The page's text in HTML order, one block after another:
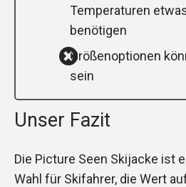
Temperaturen
benötigen
Größenoptionen
sein
Unser Fazit
Die Picture Seen Skijacke ist
Wahl für Skifahrer, die Wert